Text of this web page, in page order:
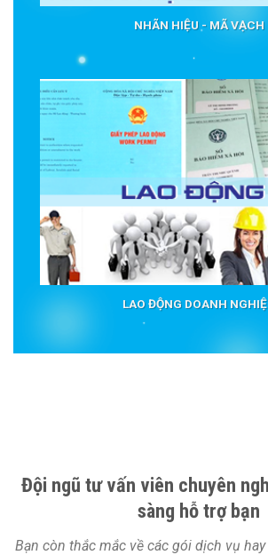
NHÃN HIỆU - MÃ VẠCH
LAO ĐỘNG DOANH
Đội ngũ tư vấn viên chuyên
sàng hỗ trợ bạn
Bạn còn thắc mắc về các gói dịch vụ